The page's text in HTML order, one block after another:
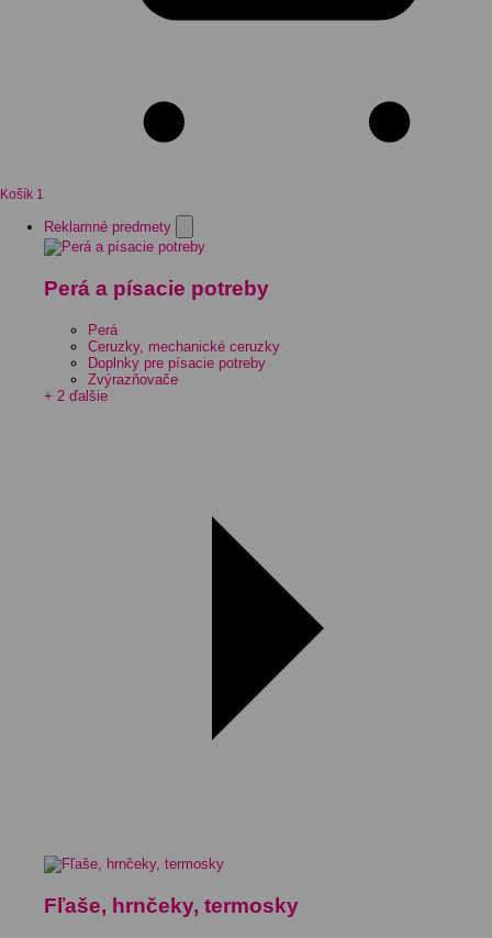
Košík 1
Reklamné predmety
Perá a písacie potreby
Perá
Ceruzky, mechanické ceruzky
Doplnky pre písacie potreby
Zvýrazňovače
+ 2 ďalšie
Fľaše, hrnčeky, termosky